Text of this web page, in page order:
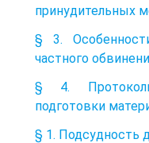
принудительных
§ 3.
частного
§ 4.
подготовки
§ 1. Подсудность